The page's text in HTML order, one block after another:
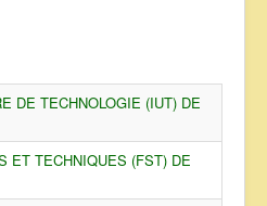
DE TECHNOLOGIE (IUT) DE
ET TECHNIQUES (FST) DE